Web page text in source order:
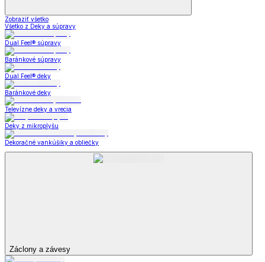
Zobraziť všetko
Všetko z Deky a súpravy
Dual Feel® súpravy
Baránkové súpravy
Dual Feel® deky
Baránkové deky
Televízne deky a vrecia
Deky z mikroplyšu
Dekoračné vankúšiky a obliečky
Záclony a závesy